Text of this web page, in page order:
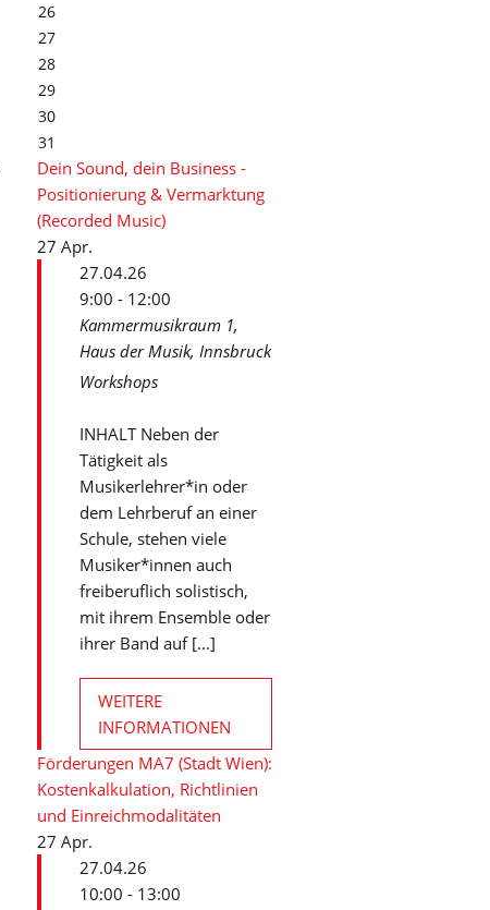
26
27
28
29
30
31
Dein Sound, dein Business -
Positionierung & Vermarktung
(Recorded Music)
27 Apr.
27.04.26
9:00 - 12:00
Kammermusikraum 1,
Haus der Musik, Innsbruck
Workshops
INHALT Neben der
Tätigkeit als
Musikerlehrer*in oder
dem Lehrberuf an einer
Schule, stehen viele
Musiker*innen auch
freiberuflich solistisch,
mit ihrem Ensemble oder
ihrer Band auf [...]
WEITERE
INFORMATIONEN
Förderungen MA7 (Stadt Wien):
Kostenkalkulation, Richtlinien
und Einreichmodalitäten
27 Apr.
27.04.26
10:00 - 13:00